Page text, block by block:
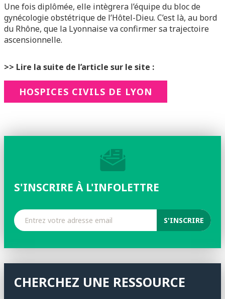
Une fois diplômée, elle intègrera l’équipe du bloc de
gynécologie obstétrique de l’Hôtel-Dieu. C’est là, au bord
du Rhône, que la Lyonnaise va confirmer sa trajectoire
ascensionnelle.
>> Lire la suite de l’article sur le site :
HOSPICES CIVILS DE LYON
S'INSCRIRE À L'INFOLETTRE
CHERCHEZ UNE RESSOURCE